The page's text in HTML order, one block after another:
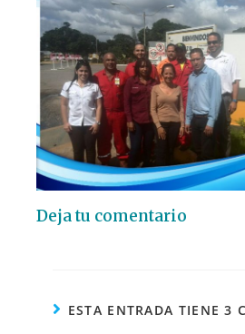
Deja tu comentario
ESTA ENTRADA TIENE 3